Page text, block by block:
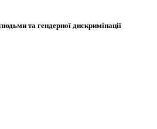
та гендерної дискримінації